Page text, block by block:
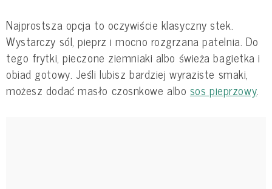
Najprostsza opcja to oczywiście klasyczny stek.
Wystarczy sól, pieprz i mocno rozgrzana patelnia. Do
tego frytki, pieczone ziemniaki albo świeża bagietka i
obiad gotowy. Jeśli lubisz bardziej wyraziste smaki,
możesz dodać masło czosnkowe albo sos pieprzowy.